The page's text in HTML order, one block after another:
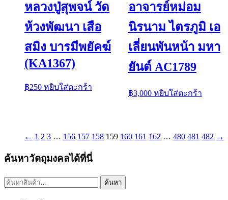
หลวงปู่สุพจน์ วัด
ห้วงพัฒนา เสือ
สมิง บารมีพยัคฆ์
(KA1367)
฿250 หยิบใส่ตะกร้า
อาจารย์หม่อม
นิรนาม ไตรภูมิ เอ
เลี่ยนพันหน้า มหา
ยันต์ AC1789
฿3,000 หยิบใส่ตะกร้า
← 1 2 3 … 156 157 158 159 160 161 162 … 480 481 482 →
ค้นหาวัตถุมงคลได้ที่นี่
ค้นหา: ค้นหา